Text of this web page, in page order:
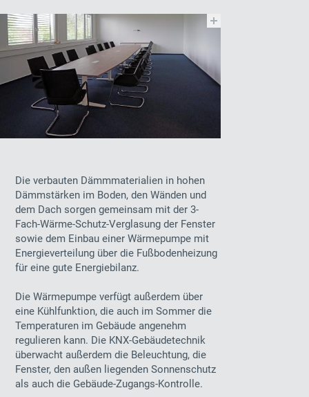
Die verbauten Dämmmaterialien in hohen
Dämmstärken im Boden, den Wänden und
dem Dach sorgen gemeinsam mit der 3-
Fach-Wärme-Schutz-Verglasung der Fenster
sowie dem Einbau einer Wärmepumpe mit
Energieverteilung über die Fußbodenheizung
für eine gute Energiebilanz.
Die Wärmepumpe verfügt außerdem über
eine Kühlfunktion, die auch im Sommer die
Temperaturen im Gebäude angenehm
regulieren kann. Die KNX-Gebäudetechnik
überwacht außerdem die Beleuchtung, die
Fenster, den außen liegenden Sonnenschutz
als auch die Gebäude-Zugangs-Kontrolle.